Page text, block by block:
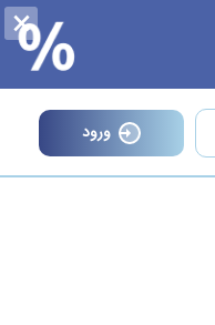
×
ورود